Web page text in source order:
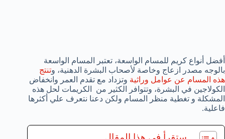
أفضل أنواع كريم للمسام الواسعة، تعتبر المسام الواسعة
بالوجه مصدر ازعاج وخاصة لأصحاب البشرة الدهنية، وتنتج
هذه المسام عن عوامل وراثية وتزداد مع تقدم العمر وانخفاض
الكولاجين في البشرة، وتتوافر الكثير من الكريمات لحل هذه
المشكلة و تغطية منظر المسام ولكن دعنا نتعرف علي أكثرها
فاعلية.